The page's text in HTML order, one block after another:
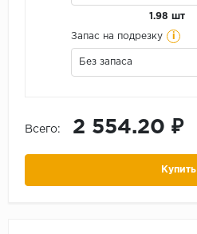
1.98 шт
Запас на подрезку i
Без запаса
Всего: 2 554.20 ₽
Купить